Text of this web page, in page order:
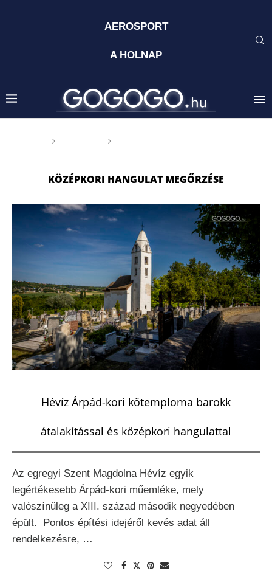
AEROSPORT
A HOLNAP
KÖZÉPKORI HANGULAT MEGŐRZÉSE
Hévíz Árpád-kori kőtemploma barokk
átalakítással és középkori hangulattal
Az egregyi Szent Magdolna Hévíz egyik
legértékesebb Árpád-kori műemléke, mely
valószínűleg a XIII. század második negyedében
épült. Pontos építési idejéről kevés adat áll
rendelkezésre, …